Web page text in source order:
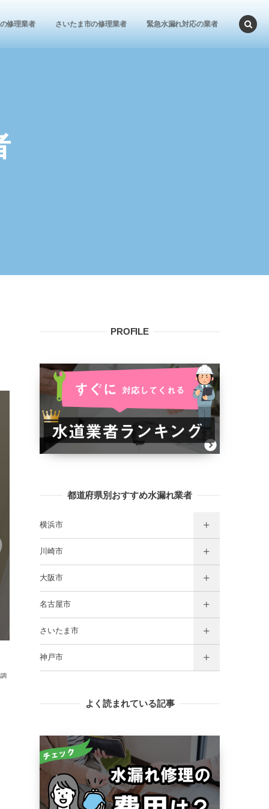
修理業者 さいたま市の修理業者 緊急水漏れ対応の業者
PROFILE
都道府県別おすすめ水漏れ業者
横浜市
川崎市
大阪市
名古屋市
さいたま市
神戸市
よく読まれている記事